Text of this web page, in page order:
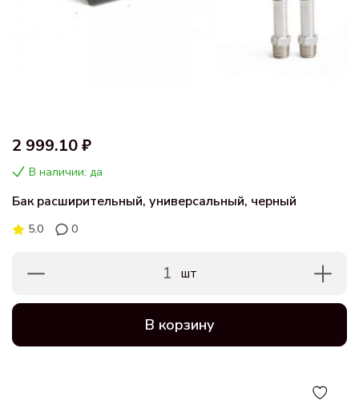
2 999.10 ₽
В наличии: да
Бак расширительный, универсальный, черный
5.0 0
1 шт
В корзину